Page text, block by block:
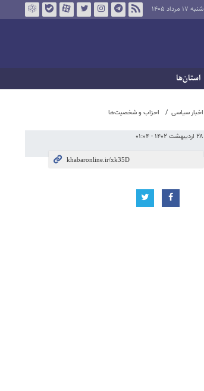
شنبه ۱۷ مرداد ۱۴۰۵
استان‌ها
اخبار سیاسی احزاب و شخصیت‌ها
۲۸ اردیبهشت ۱۴۰۲ - ۰۱:۰۴